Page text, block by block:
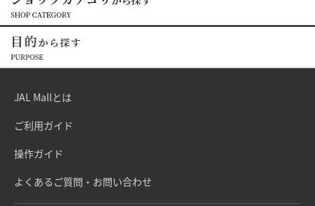
JAL Mallとは
ご利用ガイド
操作ガイド
よくあるご質問・お問い合わせ